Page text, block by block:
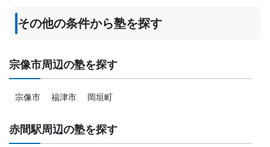
その他の条件から塾を探す
宗像市周辺の塾を探す
宗像市 福津市 岡垣町
赤間駅周辺の塾を探す